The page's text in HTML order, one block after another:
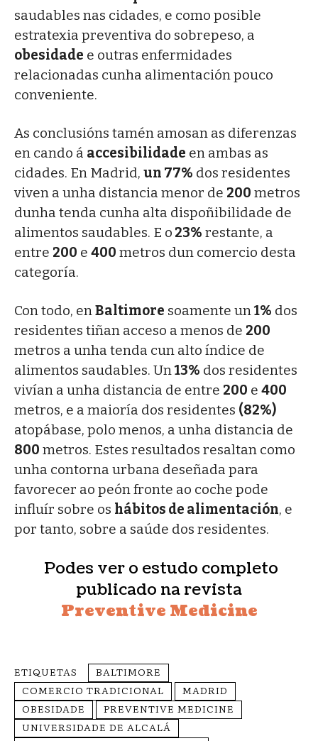
saudables nas cidades, e como posible
estratexia preventiva do sobrepeso, a
obesidade e outras enfermidades
relacionadas cunha alimentación pouco
conveniente.
As conclusións tamén amosan as diferenzas
en cando á accesibilidade en ambas as
cidades. En Madrid, un 77% dos residentes
viven a unha distancia menor de 200 metros
dunha tenda cunha alta dispoñibilidade de
alimentos saudables. E o 23% restante, a
entre 200 e 400 metros dun comercio desta
categoría.
Con todo, enBaltimore soamente un1% dos
residentes tiñan acceso a menos de 200
metros a unha tenda cun alto índice de
alimentos saudables. Un13% dos residentes
vivían a unha distancia de entre 200 e 400
metros, e a maioría dos residentes (82%)
atopábase, polo menos, a unha distancia de
800 metros. Estes resultados resaltan como
unha contorna urbana deseñada para
favorecer ao peón fronte ao coche pode
influír sobre os hábitos de alimentación, e
por tanto, sobre a saúde dos residentes.
Podes ver o estudo completo
publicado na revista
Preventive Medicine
ETIQUETAS
BALTIMORE
COMERCIO TRADICIONAL
MADRID
OBESIDADE
PREVENTIVE MEDICINE
UNIVERSIDADE DE ALCALÁ